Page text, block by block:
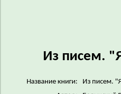
Из писем.
Название книги:
Из писем.